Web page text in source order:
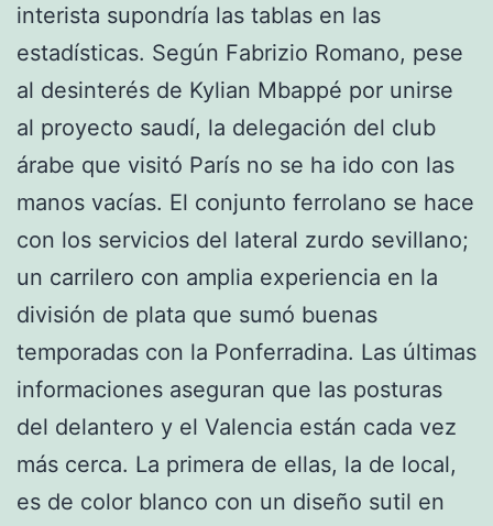
interista supondría las tablas en las
estadísticas. Según Fabrizio Romano, pese
al desinterés de Kylian Mbappé por unirse
al proyecto saudí, la delegación del club
árabe que visitó París no se ha ido con las
manos vacías. El conjunto ferrolano se hace
con los servicios del lateral zurdo sevillano;
un carrilero con amplia experiencia en la
división de plata que sumó buenas
temporadas con la Ponferradina. Las últimas
informaciones aseguran que las posturas
del delantero y el Valencia están cada vez
más cerca. La primera de ellas, la de local,
es de color blanco con un diseño sutil en